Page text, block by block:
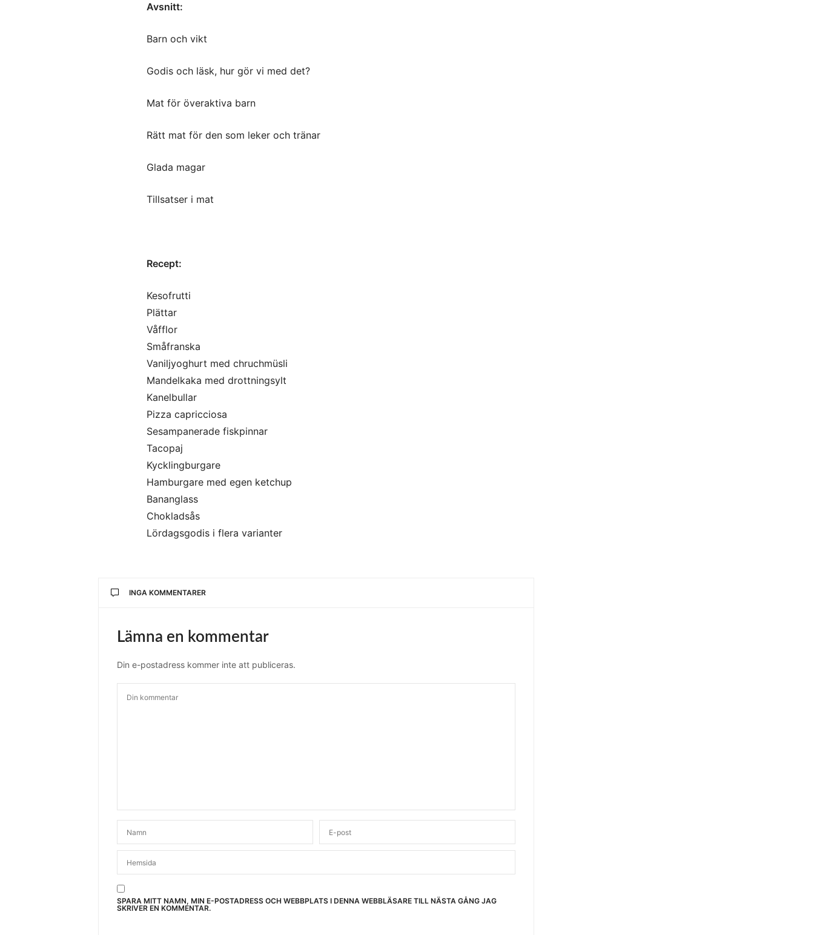
Avsnitt:
Barn och vikt
Godis och läsk, hur gör vi med det?
Mat för överaktiva barn
Rätt mat för den som leker och tränar
Glada magar
Tillsatser i mat
Recept:
Kesofrutti
Plättar
Våfflor
Småfranska
Vaniljyoghurt med chruchmüsli
Mandelkaka med drottningsylt
Kanelbullar
Pizza capricciosa
Sesampanerade fiskpinnar
Tacopaj
Kycklingburgare
Hamburgare med egen ketchup
Bananglass
Chokladsås
Lördagsgodis i flera varianter
INGA KOMMENTARER
Lämna en kommentar
Din e-postadress kommer inte att publiceras.
SPARA MITT NAMN, MIN E-POSTADRESS OCH WEBBPLATS I DENNA WEBBLÄSARE TILL NÄSTA GÅNG JAG
SKRIVER EN KOMMENTAR.